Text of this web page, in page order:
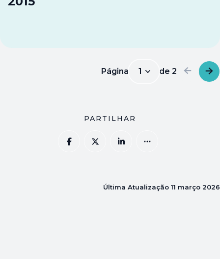
Página 1 de 2
PARTILHAR
Última Atualização 11 março 2026